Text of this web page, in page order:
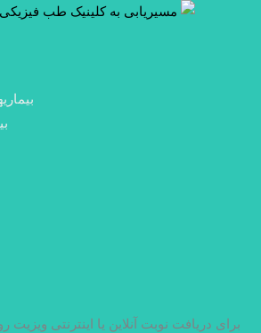
برای دریافت نوبت آنلاین یا اینترنتی ویزیت